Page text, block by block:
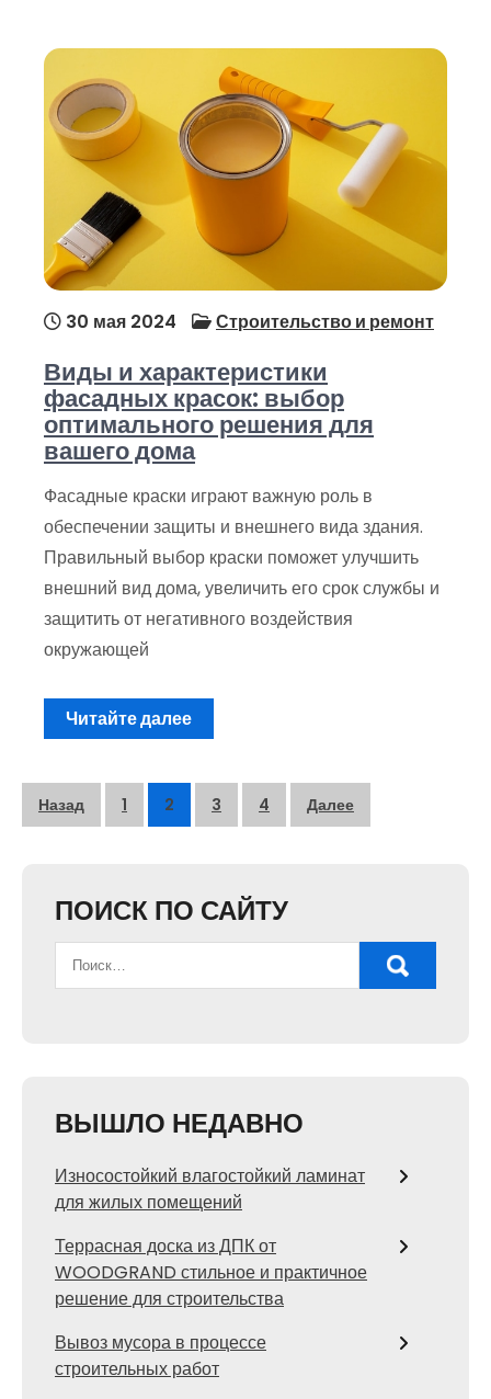
30 мая 2024 Строительство и ремонт
Виды и характеристики
фасадных красок: выбор
оптимального решения для
вашего дома
Фасадные краски играют важную роль в
обеспечении защиты и внешнего вида здания.
Правильный выбор краски поможет улучшить
внешний вид дома, увеличить его срок службы и
защитить от негативного воздействия
окружающей
Читайте далее
Пагинация
Назад 1 2 3 4 Далее
ПОИСК ПО САЙТУ
ВЫШЛО НЕДАВНО
Износостойкий влагостойкий ламинат
для жилых помещений
Террасная доска из ДПК от
WOODGRAND стильное и практичное
решение для строительства
Вывоз мусора в процессе
строительных работ